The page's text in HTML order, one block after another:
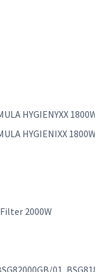
HYGIENYXX
HYGIENIXX 1800W
2000W